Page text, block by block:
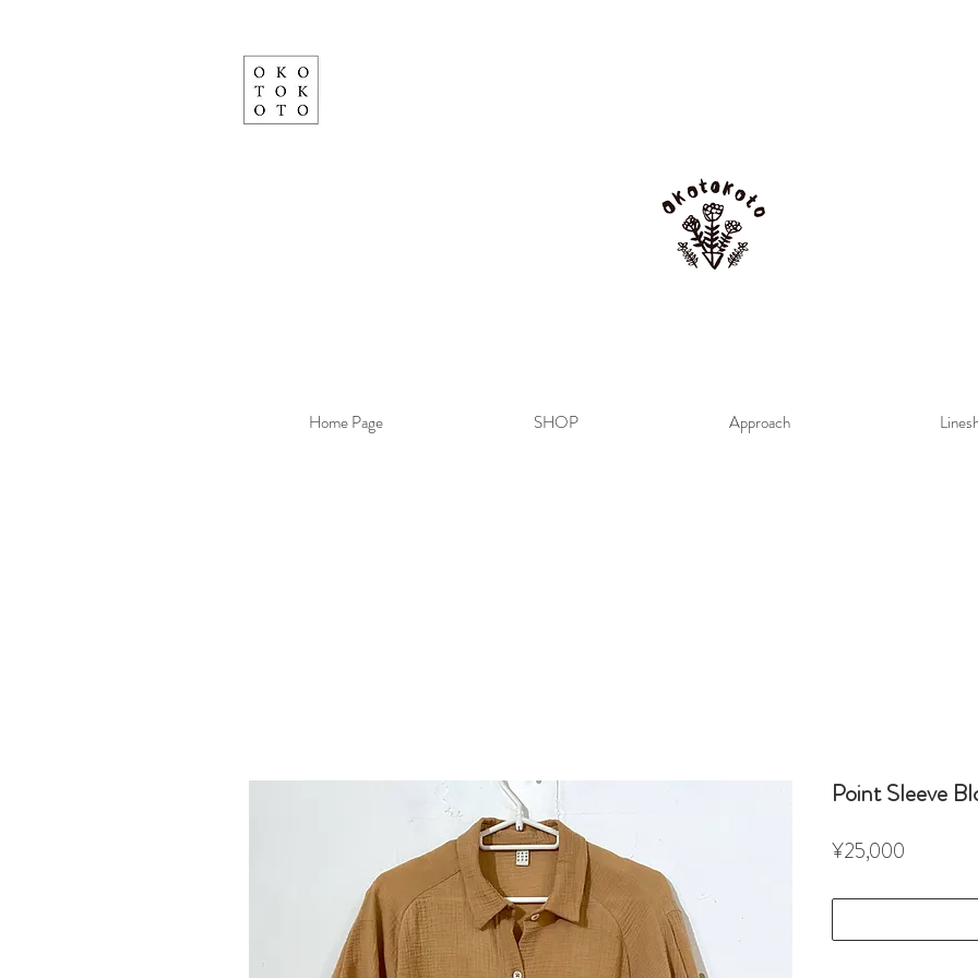
Home Page SHOP Approach
Point Sleeve
¥25,000